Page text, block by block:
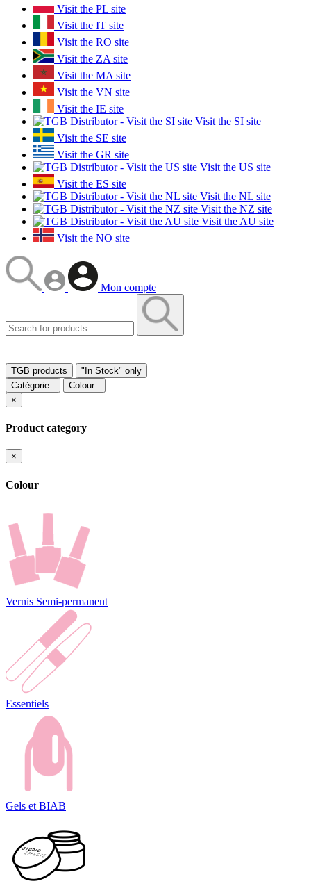
Visit the PL site
Visit the IT site
Visit the RO site
Visit the ZA site
Visit the MA site
Visit the VN site
Visit the IE site
Visit the SI site
Visit the SE site
Visit the GR site
Visit the US site
Visit the ES site
Visit the NL site
Visit the NZ site
Visit the AU site
Visit the NO site
Mon compte
TGB products
"In Stock" only
Catégorie
Colour
×
Product category
×
Colour
Vernis Semi-permanent
Essentiels
Gels et BIAB